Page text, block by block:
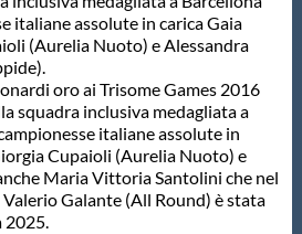
italiane assolute in carica Gaia
(Aurelia Nuoto) e Alessandra
oro ai Trisome Games 2016
squadra inclusiva medagliata a
italiane assolute in
Cupaioli (Aurelia Nuoto) e
Maria Vittoria Santolini che nel
Galante (All Round) è stata
2025.